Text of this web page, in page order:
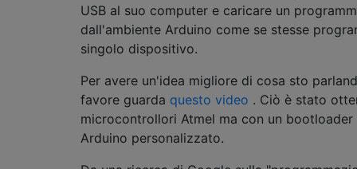
USB al suo computer e caricare un
dall'ambiente Arduino come se stesse
singolo dispositivo.
Per avere un'idea migliore di cosa sto
favore guarda questo video . Ciò è stato
microcontrollori Atmel ma con un bootloader
Arduino personalizzato.